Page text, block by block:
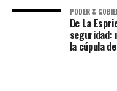
PODER &
De La
seguridad:
la cúpula